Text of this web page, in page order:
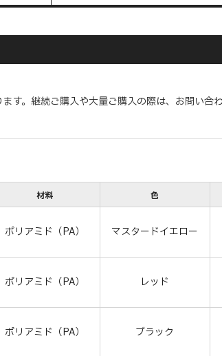
す。継続ご購入や大量ご購入の際は、お問い合わ
材料 色
ポリアミド（PA） マスタードイエロー
ポリアミド（PA） レッド
ポリアミド（PA） ブラック